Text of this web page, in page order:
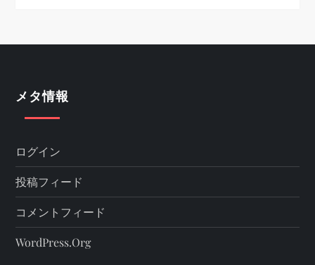
メタ情報
ログイン
投稿フィード
コメントフィード
WordPress.org